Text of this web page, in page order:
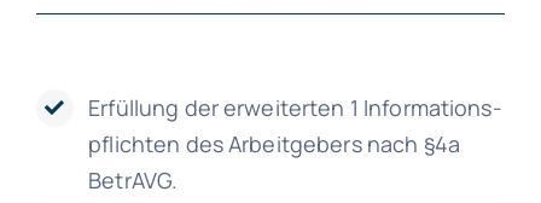
Erfüllung der erweiterten 1 Informations-
pflichten des Arbeitgebers nach §4a
BetrAVG.